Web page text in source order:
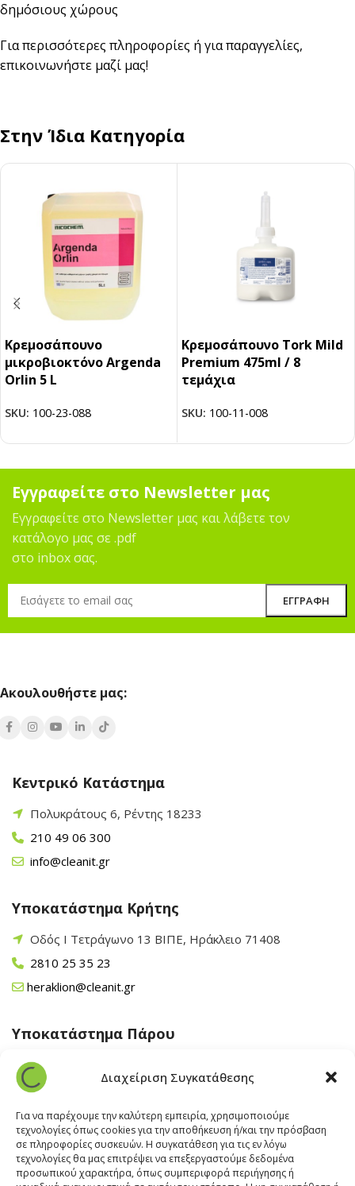
Διαχείριση Συγκατάθεσης
Για να παρέχουμε την καλύτερη εμπειρία, χρησιμοποιούμε
τεχνολογίες όπως cookies για την αποθήκευση ή/και την πρόσβαση
σε πληροφορίες συσκευών. Η συγκατάθεση για τις εν λόγω
τεχνολογίες θα μας επιτρέψει να επεξεργαστούμε δεδομένα
προσωπικού χαρακτήρα, όπως συμπεριφορά περιήγησης ή
δημόσιους χώρους
Για περισσότερες πληροφορίες ή για παραγγελίες,
επικοινωνήστε μαζί μας!
Στην Ίδια Κατηγορία
Κρεμοσάπουνο
μικροβιοκτόνο Argenda
Orlin 5 L
SKU: 100-23-088
Κρεμοσάπουνο Tork Mild
Premium 475ml / 8
τεμάχια
SKU: 100-11-008
Εγγραφείτε στο Newsletter μας
Εγγραφείτε στο Newsletter μας και λάβετε τον
κατάλογο μας σε .pdf
στο inbox σας.
Ακουλουθήστε μας:
Κεντρικό Κατάστημα
Πολυκράτους 6, Ρέντης 18233
210 49 06 300
info@cleanit.gr
Υποκατάστημα Κρήτης
Οδός Ι Τετράγωνο 13 ΒΙΠΕ, Ηράκλειο 71408
2810 25 35 23
heraklion@cleanit.gr
Υποκατάστημα Πάρου
Άγιος Βλάσης Αρχίλοχος, Πάρος 84400
22840 43 163
paros@cleanit.gr
Υποκατάστημα Σαντορίνης